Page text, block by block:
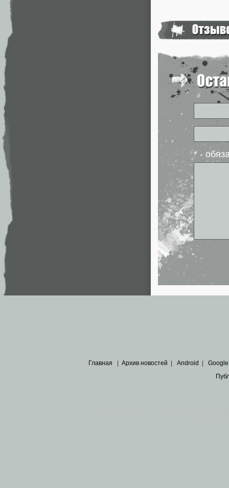
* -
Главная Архив новостей Android Google